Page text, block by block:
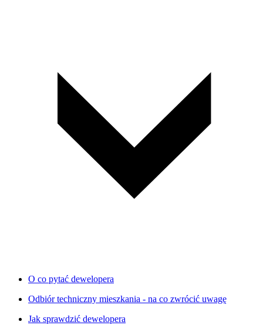
O co pytać dewelopera
Odbiór techniczny mieszkania - na co zwrócić uwagę
Jak sprawdzić dewelopera